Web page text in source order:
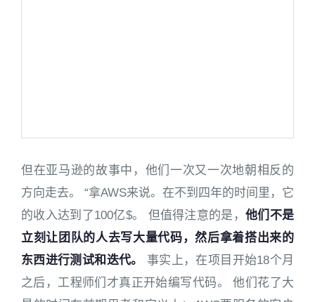
但在亚马逊的故事中，他们一次又一次地朝相反的
方向走去。 “拿AWS来说。在不到四年的时间里，它
的收入达到了100亿$。 但值得注意的是，他们不是
立刻让团队的人去写大量代码，然后拿着搭出来的
东西进行测试和迭代。
事实上，在项目开始18个月
之后，工程师们才真正开始编写代码。 他们花了大